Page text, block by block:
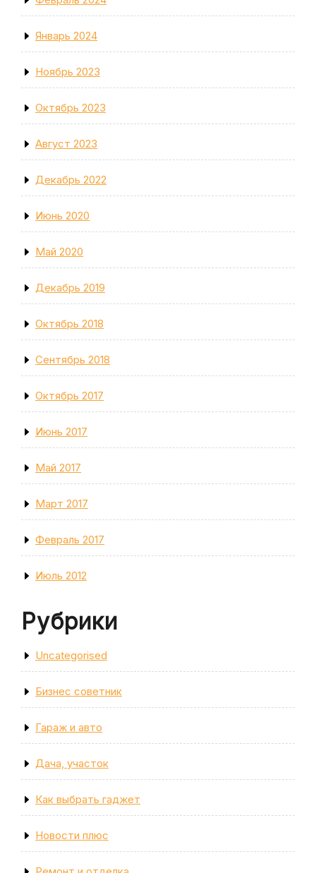
Январь 2024
Ноябрь 2023
Октябрь 2023
Август 2023
Декабрь 2022
Июнь 2020
Май 2020
Декабрь 2019
Октябрь 2018
Сентябрь 2018
Октябрь 2017
Июнь 2017
Май 2017
Март 2017
Февраль 2017
Июль 2012
Рубрики
Uncategorised
Бизнес советник
Гараж и авто
Дача, участок
Как выбрать гаджет
Новости плюс